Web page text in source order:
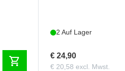
shopping_cart
2 Auf Lager
€ 24,90
€ 20,58 excl. Mwst.